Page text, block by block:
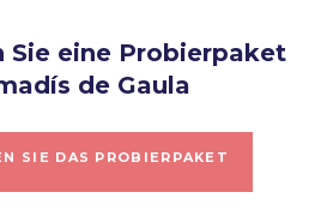
Sie eine Probierpaket
de Gaula
SIE DAS PROBIERPAKET